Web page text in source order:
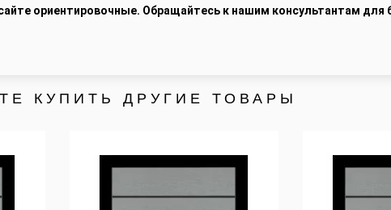
ориентировочные. Обращайтесь к нашим консультантам для
КУПИТЬ ДРУГИЕ ТОВАРЫ